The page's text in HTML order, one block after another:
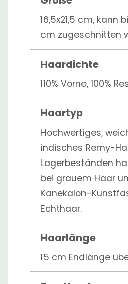
16,5x21,5 cm, kann
cm zugeschnitten
Haardichte
110% Vorne, 100%
Haartyp
Hochwertiges,
indisches Remy-
Lagerbeständen
bei grauem Haar
Kanekalon-
Echthaar.
Haarlänge
15 cm Endlänge